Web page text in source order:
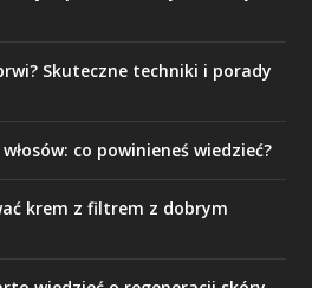
Skuteczne techniki i porady
co powinieneś wiedzieć?
krem z filtrem z dobrym